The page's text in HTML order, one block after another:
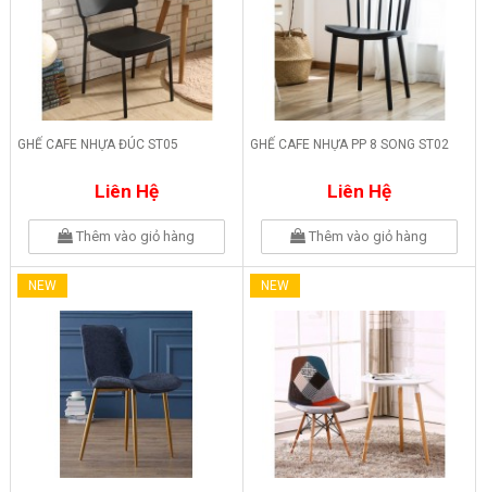
GHẾ CAFE NHỰA ĐÚC ST05
Liên Hệ
Thêm vào giỏ hàng
GHẾ CAFE NHỰA PP 8 SONG ST02
Liên Hệ
Thêm vào giỏ hàng
NEW NEW